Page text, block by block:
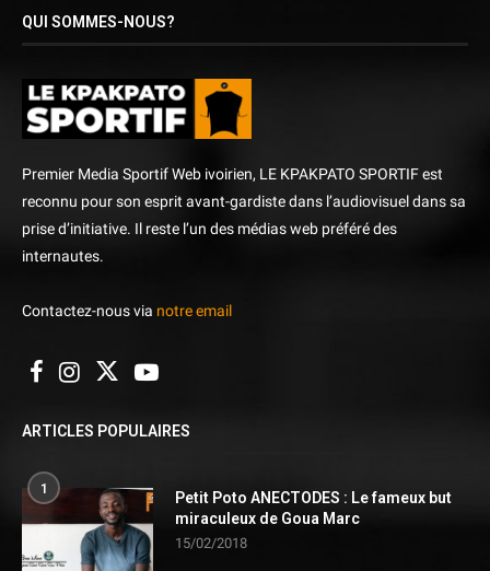
QUI SOMMES-NOUS?
Premier Media Sportif Web ivoirien, LE KPAKPATO SPORTIF est
reconnu pour son esprit avant-gardiste dans l’audiovisuel dans sa
prise d’initiative. Il reste l’un des médias web préféré des
internautes.
Contactez-nous via notre email
ARTICLES POPULAIRES
1
Petit Poto ANECTODES : Le fameux but
miraculeux de Goua Marc
15/02/2018